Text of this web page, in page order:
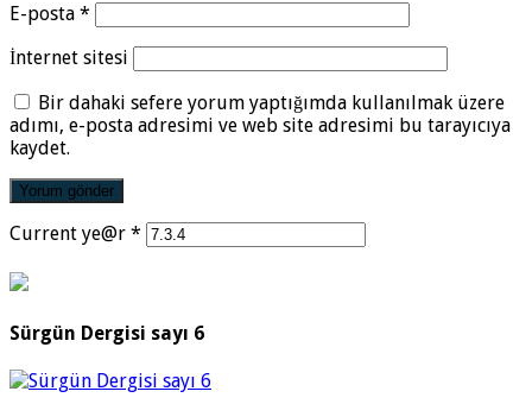
E-posta *
İnternet sitesi
Bir dahaki sefere yorum yaptığımda kullanılmak üzere
adımı, e-posta adresimi ve web site adresimi bu tarayıcıya
kaydet.
Current ye@r *
Sürgün Dergisi sayı 6